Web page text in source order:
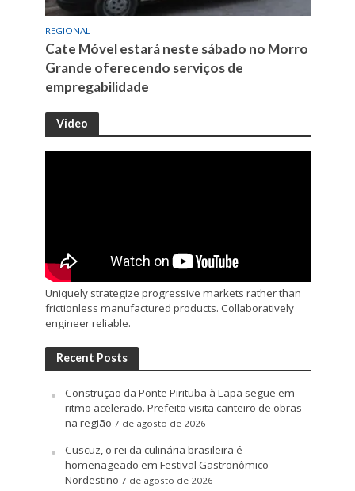
REGIONAL
Cate Móvel estará neste sábado no Morro
Grande oferecendo serviços de
empregabilidade
Video
Uniquely strategize progressive markets rather than
frictionless manufactured products. Collaboratively
engineer reliable.
Recent Posts
Construção da Ponte Pirituba à Lapa segue em
ritmo acelerado. Prefeito visita canteiro de obras
na região 7 de agosto de 2026
Cuscuz, o rei da culinária brasileira é
homenageado em Festival Gastronômico
Nordestino 7 de agosto de 2026